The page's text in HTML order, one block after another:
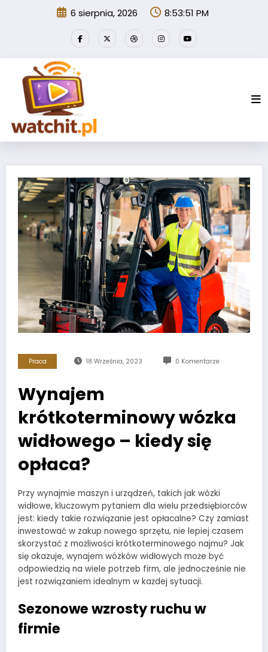
6 sierpnia, 2026 8:53:52 PM
Praca 18 Września, 2023 0 Komentarze
Wynajem
krótkoterminowy wózka
widłowego – kiedy się
opłaca?
Przy wynajmie maszyn i urządzeń, takich jak wózki
widłowe, kluczowym pytaniem dla wielu przedsiębiorców
jest: kiedy takie rozwiązanie jest opłacalne? Czy zamiast
inwestować w zakup nowego sprzętu, nie lepiej czasem
skorzystać z możliwości krótkoterminowego najmu? Jak
się okazuje, wynajem wózków widłowych może być
odpowiedzią na wiele potrzeb firm, ale jednocześnie nie
jest rozwiązaniem idealnym w każdej sytuacji.
Sezonowe wzrosty ruchu w
firmie